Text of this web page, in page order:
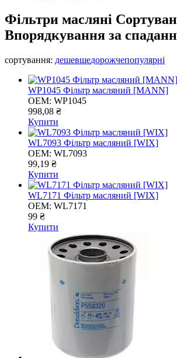
Фільтри масляні
Впорядкування за
сортування: дешевшедорожчепопулярні
WP1045 Фільтр масляний [MANN]
OEM: WP1045
998,08 ₴
Купити
WL7093 Фільтр масляний [WIX]
OEM: WL7093
99,19 ₴
Купити
WL7171 Фільтр масляний [WIX]
OEM: WL7171
99 ₴
Купити